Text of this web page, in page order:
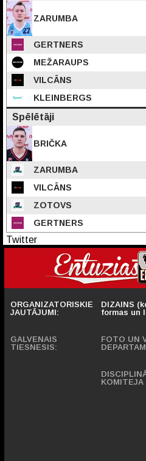
ZARUMBA
GERTNERS
MEŽARAUPS
VILCĀNS
KLEINBERGS
Spēlētāji
BRIČKA
ZARUMBA
VILCĀNS
ZOTOVS
GERTNERS
Twitter
ORGANIZATORISKIE
JAUTĀJUMI:
GALVENAIS
TIESNESIS:
DIZAINS
formas un
FOTO UN
KOMITEJA